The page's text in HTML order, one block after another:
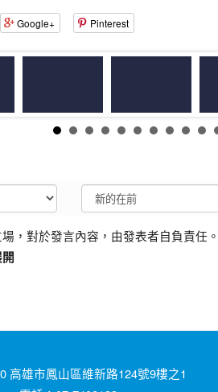
Google+ Pinterest
，對於發言內容，由發表者自負責任。
高雄市鳳山區維新路124號9樓之1